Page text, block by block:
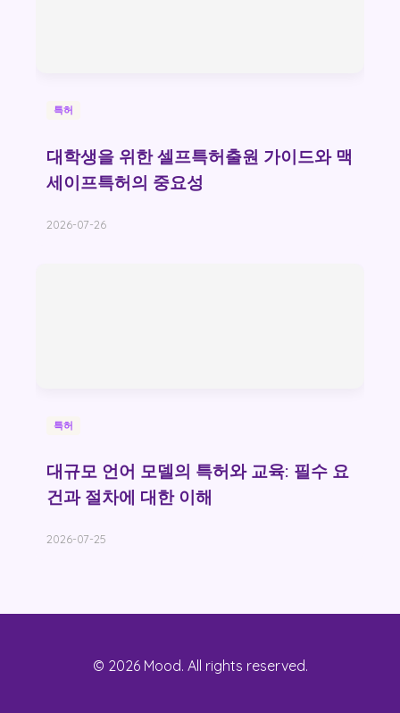
특허
대학생을 위한 셀프특허출원 가이드와 맥
세이프특허의 중요성
2026-07-26
특허
대규모 언어 모델의 특허와 교육: 필수 요
건과 절차에 대한 이해
2026-07-25
© 2026 Mood. All rights reserved.